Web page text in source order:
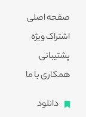
صفحه اصلی
اشتراک ویژه
پشتیبانی
همکاری با ما
دانلود